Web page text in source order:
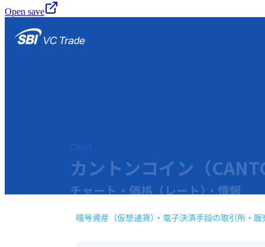
Open save